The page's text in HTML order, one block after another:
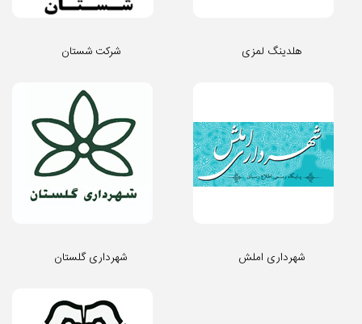
شرکت شستان هلدینگ لمزی
شهرداری گلستان شهرداری املش